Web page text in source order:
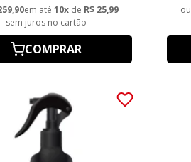
em até 10xde R$ 25,99
sem juros no cartão
COMPRAR
ou